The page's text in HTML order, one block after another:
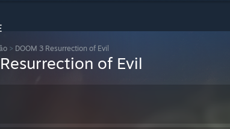
> DOOM 3 Resurrection of Evil
of Evil